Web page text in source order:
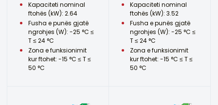
Kapaciteti nominal
ftohës (kW): 2.64
Fusha e punës gjatë
ngrohjes (W): -25 °C ≤
T ≤ 24 °C
Zona e funksionimit
kur ftohet: -15 °C ≤ T ≤
50 °C
Kapaciteti nominal
ftohës (kW): 3.52
Fusha e punës gjatë
ngrohjes (W): -25 °C ≤
T ≤ 24 °C
Zona e funksionimit
kur ftohet: -15 °C ≤ T ≤
50 °C